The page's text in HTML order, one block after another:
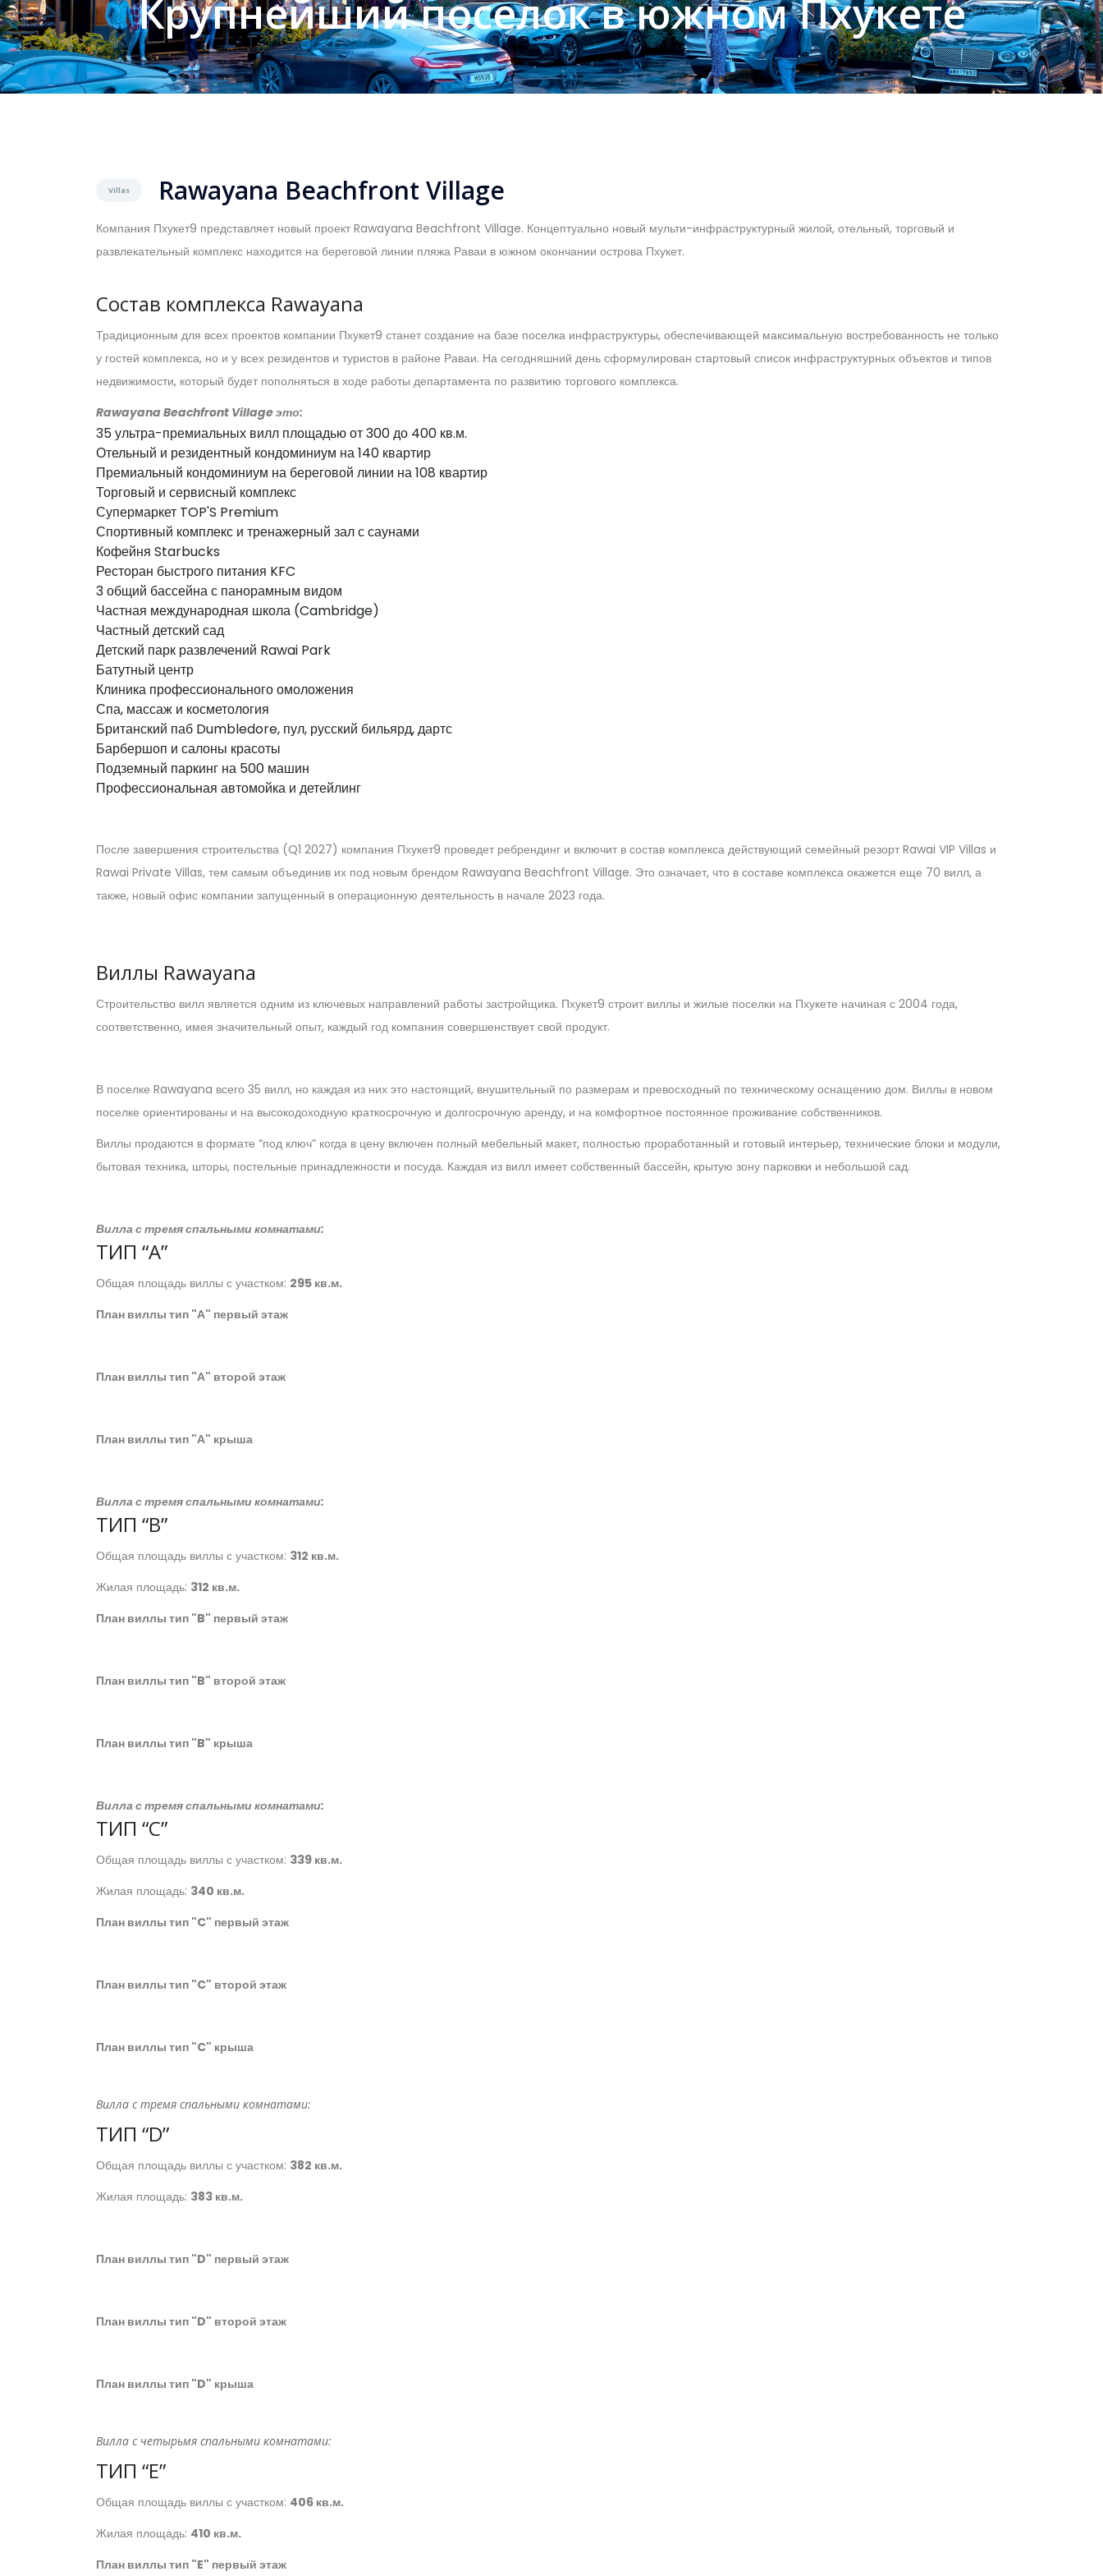
Крупнейший поселок в южном Пхукете
Villas Rawayana Beachfront Village
Компания Пхукет9 представляет новый проект Rawayana Beachfront Village. Концептуально новый мульти-инфраструктурный жилой, отельный, торговый и
развлекательный комплекс находится на береговой линии пляжа Раваи в южном окончании острова Пхукет.
Состав комплекса Rawayana
Традиционным для всех проектов компании Пхукет9 станет создание на базе поселка инфраструктуры, обеспечивающей максимальную востребованность не только
у гостей комплекса, но и у всех резидентов и туристов в районе Раваи. На сегодняшний день сформулирован стартовый список инфраструктурных объектов и типов
недвижимости, который будет пополняться в ходе работы департамента по развитию торгового комплекса.
Rawayana Beachfront Village это:
35 ультра-премиальных вилл площадью от 300 до 400 кв.м.
Отельный и резидентный кондоминиум на 140 квартир
Премиальный кондоминиум на береговой линии на 108 квартир
Торговый и сервисный комплекс
Супермаркет TOP'S Premium
Спортивный комплекс и тренажерный зал с саунами
Кофейня Starbucks
Ресторан быстрого питания KFC
3 общий бассейна с панорамным видом
Частная международная школа (Cambridge)
Частный детский сад
Детский парк развлечений Rawai Park
Батутный центр
Клиника профессионального омоложения
Спа, массаж и косметология
Британский паб Dumbledore, пул, русский бильярд, дартс
Барбершоп и салоны красоты
Подземный паркинг на 500 машин
Профессиональная автомойка и детейлинг
После завершения строительства (Q1 2027) компания Пхукет9 проведет ребрендинг и включит в состав комплекса действующий семейный резорт Rawai VIP Villas и
Rawai Private Villas, тем самым объединив их под новым брендом Rawayana Beachfront Village. Это означает, что в составе комплекса окажется еще 70 вилл, а
также, новый офис компании запущенный в операционную деятельность в начале 2023 года.
Виллы Rawayana
Строительство вилл является одним из ключевых направлений работы застройщика. Пхукет9 строит виллы и жилые поселки на Пхукете начиная с 2004 года,
соответственно, имея значительный опыт, каждый год компания совершенствует свой продукт.
В поселке Rawayana всего 35 вилл, но каждая из них это настоящий, внушительный по размерам и превосходный по техническому оснащению дом. Виллы в новом
поселке ориентированы и на высокодоходную краткосрочную и долгосрочную аренду, и на комфортное постоянное проживание собственников.
Виллы продаются в формате “под ключ” когда в цену включен полный мебельный макет, полностью проработанный и готовый интерьер, технические блоки и модули,
бытовая техника, шторы, постельные принадлежности и посуда. Каждая из вилл имеет собственный бассейн, крытую зону парковки и небольшой сад.
Вилла с тремя спальными комнатами:
ТИП “A”
Общая площадь виллы с участком: 295 кв.м.
План виллы тип "А" первый этаж
План виллы тип "А" второй этаж
План виллы тип "А" крыша
Вилла с тремя спальными комнатами:
ТИП “B”
Общая площадь виллы с участком: 312 кв.м.
Жилая площадь: 312 кв.м.
План виллы тип "B" первый этаж
План виллы тип "B" второй этаж
План виллы тип "B" крыша
Вилла с тремя спальными комнатами:
ТИП “C”
Общая площадь виллы с участком: 339 кв.м.
Жилая площадь: 340 кв.м.
План виллы тип "C" первый этаж
План виллы тип "C" второй этаж
План виллы тип "C" крыша
Вилла с тремя спальными комнатами:
ТИП “D”
Общая площадь виллы с участком: 382 кв.м.
Жилая площадь: 383 кв.м.
План виллы тип "D" первый этаж
План виллы тип "D" второй этаж
План виллы тип "D" крыша
Вилла с четырьмя спальными комнатами:
ТИП “E”
Общая площадь виллы с участком: 406 кв.м.
Жилая площадь: 410 кв.м.
План виллы тип "E" первый этаж